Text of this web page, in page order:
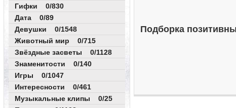
Гифки 0/830
Дата 0/89
Девушки 0/1548
Животный мир 0/715
Звёздные засветы 0/1128
Знаменитости 0/140
Игры 0/1047
Интересности 0/461
Музыкальные клипы 0/25
Подборка